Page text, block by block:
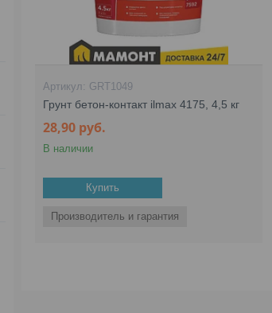
GRT1049
Грунт бетон-контакт ilmax 4175, 4,5 кг
28,90 руб.
В наличии
Купить
Производитель и гарантия